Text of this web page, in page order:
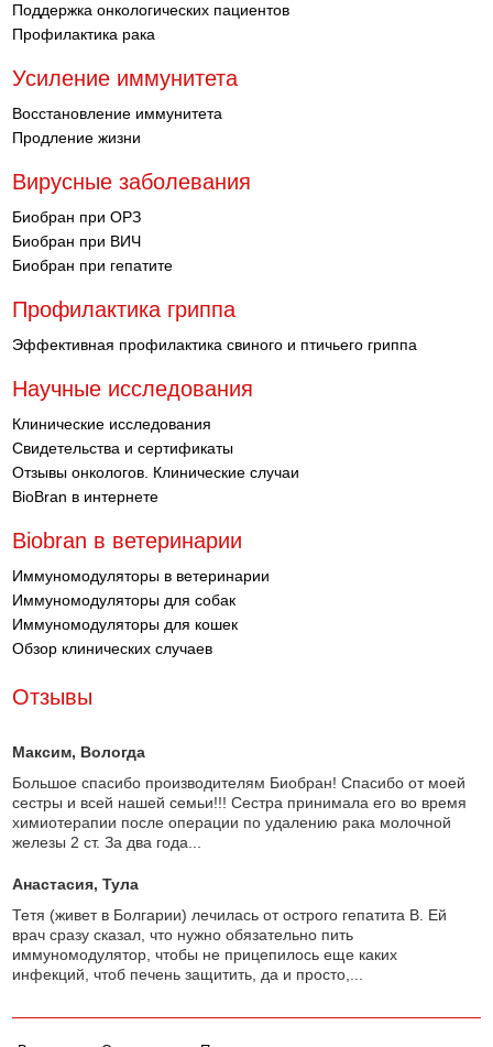
Поддержка онкологических пациентов
Профилактика рака
Усиление иммунитета
Восстановление иммунитета
Продление жизни
Вирусные заболевания
Биобран при ОРЗ
Биобран при ВИЧ
Биобран при гепатите
Профилактика гриппа
Эффективная профилактика свиного и птичьего гриппа
Научные исследования
Клинические исследования
Свидетельства и сертификаты
Отзывы онкологов. Клинические случаи
BioBran в интернете
Biobran в ветеринарии
Иммуномодуляторы в ветеринарии
Иммуномодуляторы для собак
Иммуномодуляторы для кошек
Обзор клинических случаев
Отзывы
Максим, Вологда
Большое спасибо производителям Биобран! Спасибо от моей
сестры и всей нашей семьи!!! Сестра принимала его во время
химиотерапии после операции по удалению рака молочной
железы 2 ст. За два года...
Анастасия, Тула
Тетя (живет в Болгарии) лечилась от острого гепатита В. Ей
врач сразу сказал, что нужно обязательно пить
иммуномодулятор, чтобы не прицепилось еще каких
инфекций, чтоб печень защитить, да и просто,...